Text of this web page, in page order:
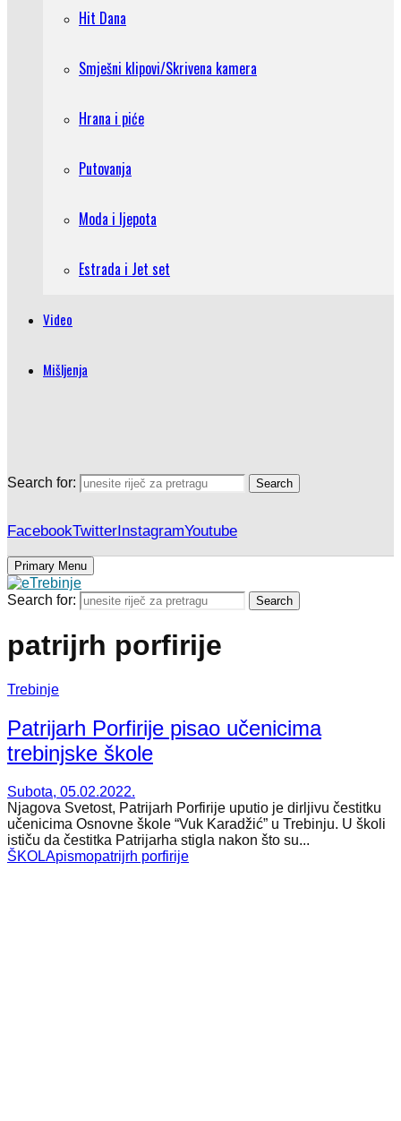
Hit Dana
Smješni klipovi/Skrivena kamera
Hrana i piće
Putovanja
Moda i ljepota
Estrada i Jet set
Video
Mišljenja
Search for: Search
FacebookTwitterInstagramYoutube
Primary Menu
Search for: Search
patrijrh porfirije
Trebinje
Patrijarh Porfirije pisao učenicima
trebinjske škole
Subota, 05.02.2022.
Njagova Svetost, Patrijarh Porfirije uputio je dirljivu čestitku
učenicima Osnovne škole “Vuk Karadžić” u Trebinju. U školi
ističu da čestitka Patrijarha stigla nakon što su...
ŠKOLApismopatrijrh porfirije